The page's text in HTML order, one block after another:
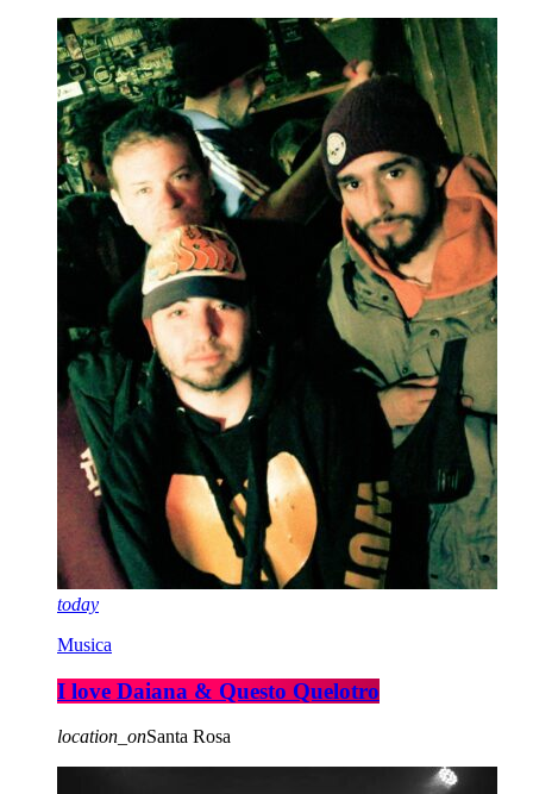
today
Musica
I love Daiana & Questo Quelotro
location_onSanta Rosa